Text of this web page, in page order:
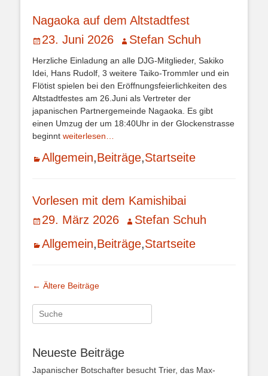
Nagaoka auf dem Altstadtfest
Veröffentlicht
am
23. Juni 2026 Autor
Stefan Schuh
Herzliche Einladung an alle DJG-Mitglieder, Sakiko
Idei, Hans Rudolf, 3 weitere Taiko-Trommler und ein
Flötist spielen bei den Eröffnungsfeierlichkeiten des
Altstadtfestes am 26.Juni als Vertreter der
japanischen Partnergemeinde Nagaoka. Es gibt
einen Umzug der um 18:40Uhr in der Glockenstrasse
beginnt weiterlesen…
Kategorien
Allgemein,Beiträge,Startseite
Vorlesen mit dem Kamishibai
Veröffentlicht
am
29. März 2026 Autor
Stefan Schuh
Kategorien
Allgemein,Beiträge,Startseite
Beitrags-
← Ältere Beiträge
Suche
nach:
Neueste Beiträge
Japanischer Botschafter besucht Trier, das Max-